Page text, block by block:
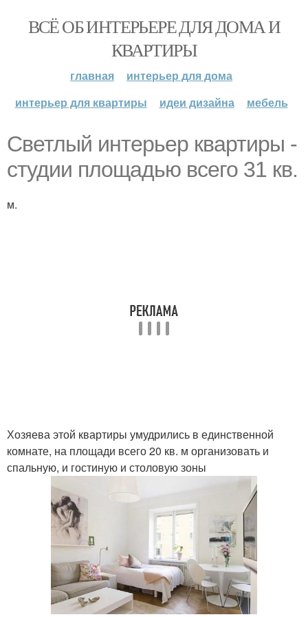
ВСЁ ОБ ИНТЕРЬЕРЕ ДЛЯ ДОМА И
КВАРТИРЫ
главная
интерьер для дома
интерьер для квартиры
идеи дизайна мебель
Светлый интерьер квартиры -
студии площадью всего 31 кв.
м.
Хозяева этой квартиры умудрились в единственной
комнате, на площади всего 20 кв. м организовать и
спальную, и гостиную и столовую зоны